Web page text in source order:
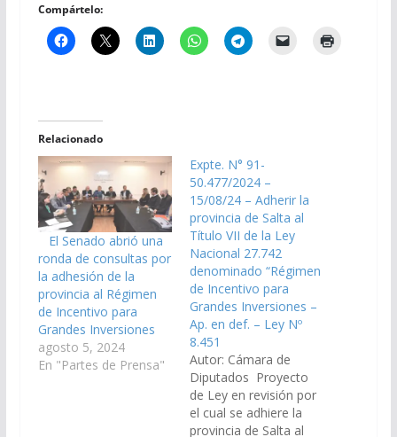
Compártelo:
Relacionado
El Senado abrió una
ronda de consultas por
la adhesión de la
provincia al Régimen
de Incentivo para
Grandes Inversiones
agosto 5, 2024
En "Partes de Prensa"
Expte. N° 91-
50.477/2024 –
15/08/24 – Adherir la
provincia de Salta al
Título VII de la Ley
Nacional 27.742
denominado “Régimen
de Incentivo para
Grandes Inversiones –
Ap. en def. – Ley Nº
8.451
Autor: Cámara de
Diputados Proyecto
de Ley en revisión por
el cual se adhiere la
provincia de Salta al